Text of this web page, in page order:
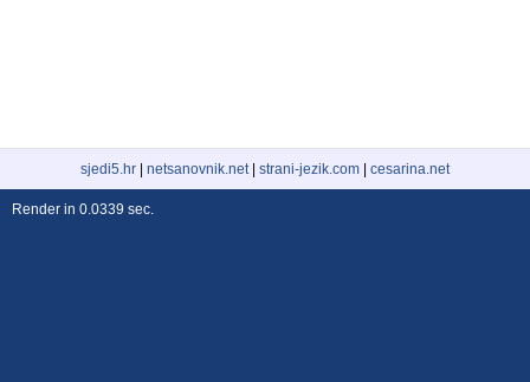
sjedi5.hr netsanovnik.net| strani-jezik.com cesarina.net
Render in 0.0339 sec.